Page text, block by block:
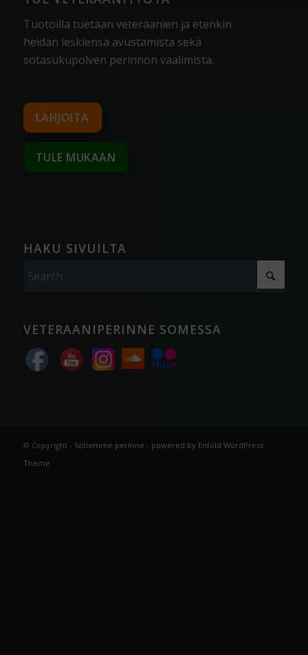
Tuotoilla tuetaan veteraanien ja etenkin
heidän leskiensä avustamista sekä
sotasukupolven perinnön vaalimista.
LAHJOITA
TULE MUKAAN
HAKU SIVUILTA
VETERAANIPERINNE SOMESSA
© Copyright - Sotiemme perinne - powered by Enfold WordPress
Theme